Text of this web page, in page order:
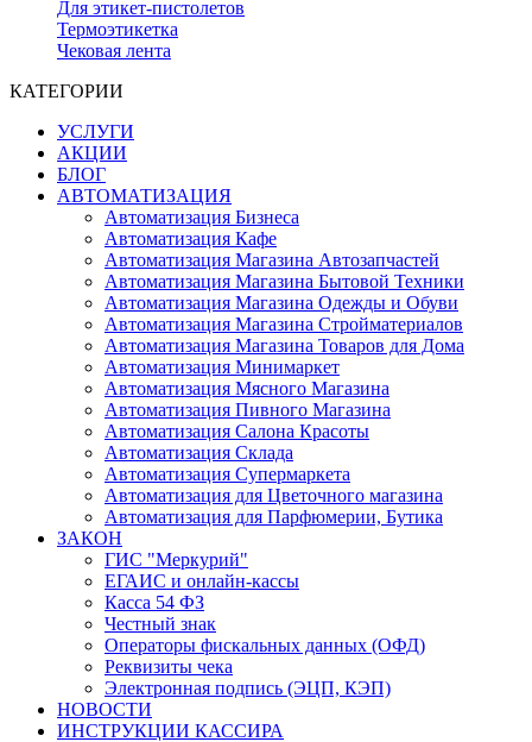
Для этикет-пистолетов
Термоэтикетка
Чековая лента
КАТЕГОРИИ
УСЛУГИ
АКЦИИ
БЛОГ
АВТОМАТИЗАЦИЯ
Автоматизация Бизнеса
Автоматизация Кафе
Автоматизация Магазина Автозапчастей
Автоматизация Магазина Бытовой Техники
Автоматизация Магазина Одежды и Обуви
Автоматизация Магазина Стройматериалов
Автоматизация Магазина Товаров для Дома
Автоматизация Минимаркет
Автоматизация Мясного Магазина
Автоматизация Пивного Магазина
Автоматизация Салона Красоты
Автоматизация Склада
Автоматизация Супермаркета
Автоматизация для Цветочного магазина
Автоматизация для Парфюмерии, Бутика
ЗАКОН
ГИС "Меркурий"
ЕГАИС и онлайн-кассы
Касса 54 ФЗ
Честный знак
Операторы фискальных данных (ОФД)
Реквизиты чека
Электронная подпись (ЭЦП, КЭП)
НОВОСТИ
ИНСТРУКЦИИ КАССИРА